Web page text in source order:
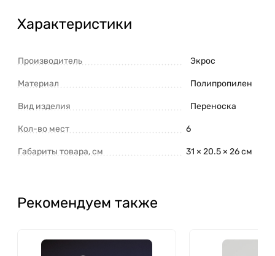
Характеристики
Производитель Экрос
Материал Полипропилен
Вид изделия Переноска
Кол-во мест 6
Габариты товара, см 31 × 20.5 × 26 см
Рекомендуем также